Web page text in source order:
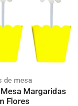
de mesa
Margaridas
Flores